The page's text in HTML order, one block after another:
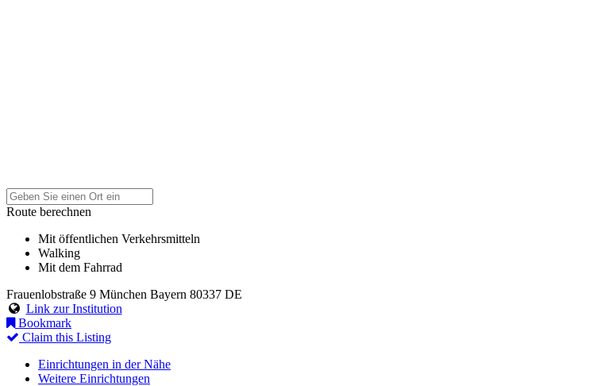
Route berechnen
Mit öffentlichen Verkehrsmitteln
Walking
Mit dem Fahrrad
Frauenlobstraße 9 München Bayern 80337 DE
Link zur Institution
Bookmark
Claim this Listing
Einrichtungen in der Nähe
Weitere Einrichtungen